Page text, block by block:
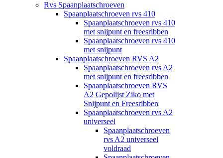
Rvs Spaanplaatschroeven
Spaanplaatschroeven rvs 410
Spaanplaatschroeven rvs 410
met snijpunt en freesribben
Spaanplaatschroeven rvs 410
met snijpunt
Spaanplaatschroeven RVS A2
Spaanplaatschroeven rvs A2
met snijpunt en freesribben
Spaanplaatschroeven RVS
A2 Gepolijst Ziko met
Snijpunt en Freesribben
Spaanplaatschroeven rvs A2
universeel
Spaanplaatschroeven
rvs A2 universeel
voldraad